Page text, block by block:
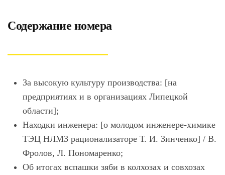
Содержание номера
За высокую культуру производства: [на
предприятиях и в организациях Липецкой
области];
Находки инженера: [о молодом инженере-химике
ТЭЦ НЛМЗ рационализаторе Т. И. Зинченко] / В.
Фролов, Л. Пономаренко;
Об итогах вспашки зяби в колхозах и совхозах